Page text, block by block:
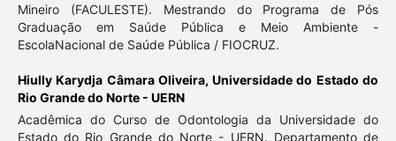
Mineiro (FACULESTE). Mestrando do Programa de Pós
Graduação em Saúde Pública e Meio Ambiente -
EscolaNacional de Saúde Pública / FIOCRUZ.
Hiully Karydja Câmara Oliveira,Universidade do Estado do
Rio Grande do Norte - UERN
Acadêmica do Curso de Odontologia da Universidade do
Estado do Rio Grande do Norte - UERN. Departamento de